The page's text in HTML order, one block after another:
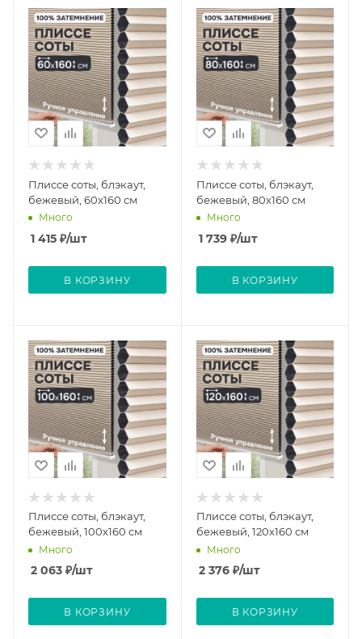
Плиссе соты, блэкаут,
бежевый, 60x160 см
Много
1 415 ₽/шт
В КОРЗИНУ
Плиссе соты, блэкаут,
бежевый, 80x160 см
Много
1 739₽/шт
В КОРЗИНУ
Плиссе соты, блэкаут,
бежевый, 100x160 см
Много
2 063 ₽/шт
В КОРЗИНУ
Плиссе соты, блэкаут,
бежевый, 120x160 см
Много
2 376₽/шт
В КОРЗИНУ